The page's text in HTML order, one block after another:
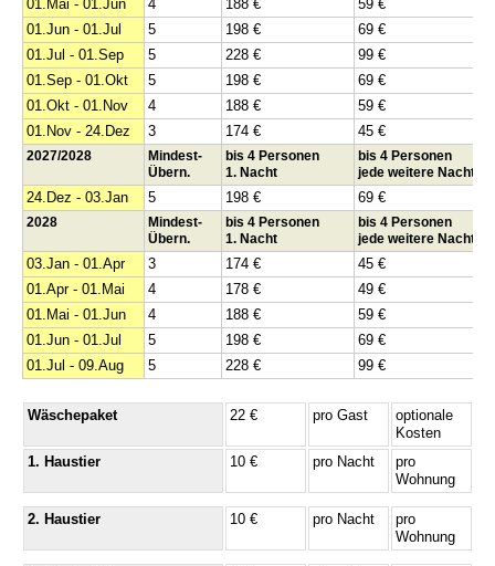
01.Mai - 01.Jun
4 188 €
59 €
01.Jun - 01.Jul
5 198 €
69 €
01.Jul - 01.Sep
5 228 €
99 €
01.Sep - 01.Okt
5 198 €
69 €
01.Okt - 01.Nov
4 188 €
59 €
01.Nov - 24.Dez
3 174 € 45 €
2027/2028
Mindest-
Übern.
bis 4 Personen
1. Nacht
bis 4 Personen
jede weitere Nacht
24.Dez - 03.Jan 5 198 € 69 €
2028
Mindest-
Übern.
bis 4 Personen
1. Nacht
bis 4 Personen
jede weitere Nacht
03.Jan - 01.Apr 3 174 €
45 €
01.Apr - 01.Mai
4 178 €
49 €
01.Mai - 01.Jun
4 188 €
59 €
01.Jun - 01.Jul
5 198 €
69 €
01.Jul - 09.Aug
5 228 € 99 €
Wäschepaket 22 € pro Gast
optionale
Kosten
1. Haustier
10 € pro Nacht
pro
Wohnung
2. Haustier 10 € pro Nacht
pro
Wohnung